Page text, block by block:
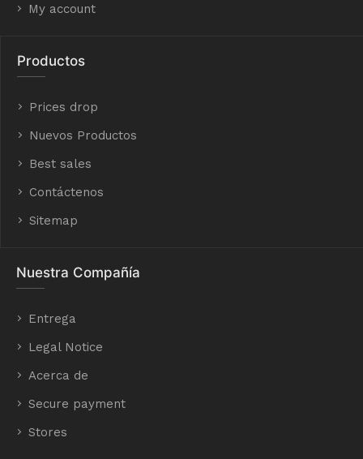
My account
Productos
Prices drop
Nuevos Productos
Best sales
Contáctenos
Sitemap
Nuestra Compañía
Entrega
Legal Notice
Acerca de
Secure payment
Stores